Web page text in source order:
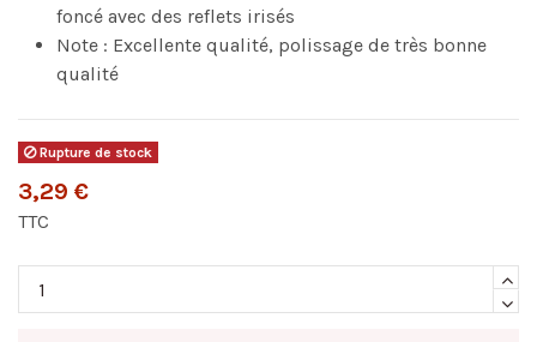
foncé avec des reflets irisés
Note : Excellente qualité, polissage de très bonne
qualité
Rupture de stock
3,29 €
TTC